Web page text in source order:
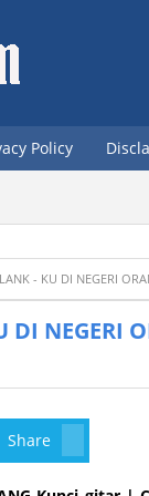
Policy
- KU DI NEGERI
DI NEGERI
Share